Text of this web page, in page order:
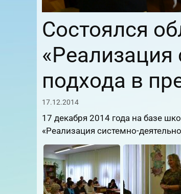
Состоялся
«Реализация
подхода в
17.12.2014
17 декабря 2014 года на базе
«Реализация системно-